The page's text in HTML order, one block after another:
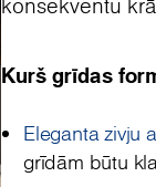
Kurš grīdas
Eleganta zivju
grīdām būtu